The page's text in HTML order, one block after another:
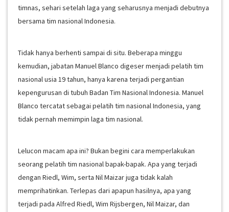
timnas, sehari setelah laga yang seharusnya menjadi debutnya
bersama tim nasional Indonesia.
Tidak hanya berhenti sampai di situ. Beberapa minggu
kemudian, jabatan Manuel Blanco digeser menjadi pelatih tim
nasional usia 19 tahun, hanya karena terjadi pergantian
kepengurusan di tubuh Badan Tim Nasional Indonesia. Manuel
Blanco tercatat sebagai pelatih tim nasional Indonesia, yang
tidak pernah memimpin laga tim nasional.
Lelucon macam apa ini? Bukan begini cara memperlakukan
seorang pelatih tim nasional bapak-bapak. Apa yang terjadi
dengan Riedl, Wim, serta Nil Maizar juga tidak kalah
memprihatinkan. Terlepas dari apapun hasilnya, apa yang
terjadi pada Alfred Riedl, Wim Rijsbergen, Nil Maizar, dan